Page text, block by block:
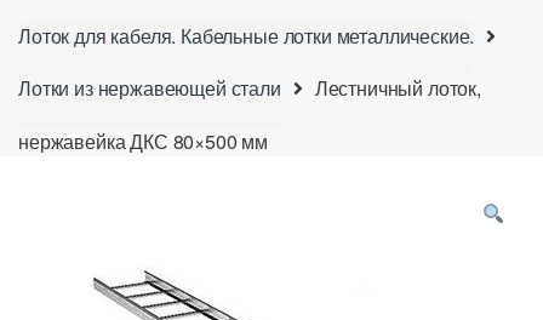
Лоток для кабеля. Кабельные лотки металлические.
Лотки из нержавеющей стали
Лестничный лоток,
нержавейка ДКС 80×500 мм